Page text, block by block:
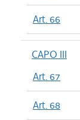
Art. 66
CAPO III
Art. 67
Art. 68